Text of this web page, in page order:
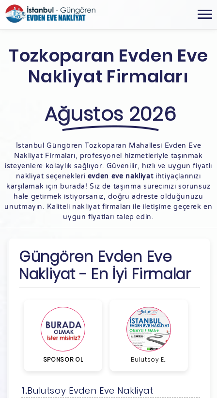
Tozkoparan Evden Eve
Nakliyat Firmaları
Ağustos 2026
İstanbul Güngören Tozkoparan Mahallesi Evden Eve
Nakliyat Firmaları, profesyonel hizmetleriyle taşınmak
isteyenlere kolaylık sağlıyor. Güvenilir, hızlı ve uygun fiyatlı
nakliyat seçenekleri evden eve nakliyatihtiyaçlarınızı
karşılamak için burada! Siz de taşınma sürecinizi sorunsuz
hale getirmek istiyorsanız, doğru adreste olduğunuzu
unutmayın. Kaliteli nakliyat firmaları ile iletişime geçerek en
uygun fiyatları talep edin.
Güngören Evden Eve
Nakliyat - En İyi Firmalar
SPONSOR OL Bulutsoy E...
Bulutsoy Evden Eve Nakliyat